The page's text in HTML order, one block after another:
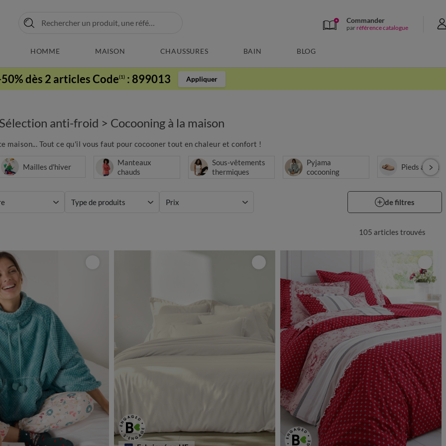
Commander
par référence catalogue
HOMME MAISON CHAUSSURES BAIN BLOG
dès 2 articles Code(1) : 899013 Appliquer
Sélection anti-froid > Cocooning à la maison
maison... Tout ce qu'il vous faut pour cocooner tout en chaleur et confort !
Mailles d'hiver
Manteaux
chauds
Sous-vêtements
thermiques
Pyjama
cocooning
Pieds au
Type de produits Prix de filtres
105 articles trouvés